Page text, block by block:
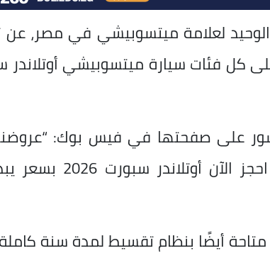
لعلامة ميتسوبيشي في مصر، عن
100 ألف جنيه على كل فئات سيارة ميتسوبيشي
على صفحتها في فيس بوك:
مكملة، بسعر خيالي ومش هيتكرر.. احجز
متاحة أيضًا بنظام تقسيط لمدة سنة